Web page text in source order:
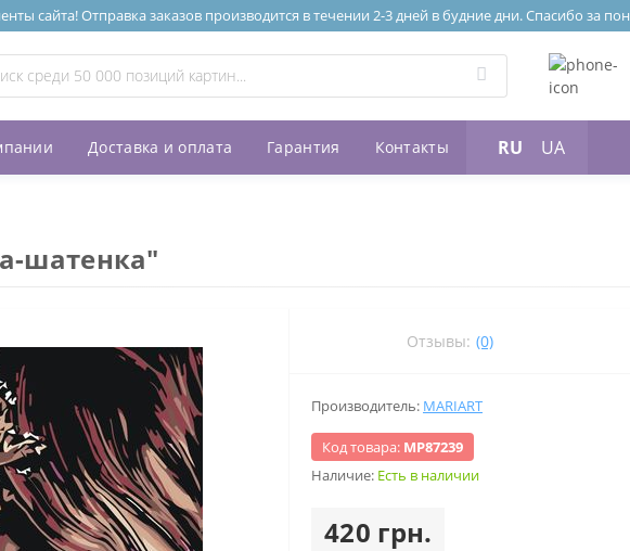
сайта! Отправка заказов производится в течении 2-3 дней в будние дни. Спасибо за
Доставка и оплата Гарантия Контакты RU UA
шатенка"
Отзывы: (0)
Производитель: MARIART
Код товара: МР87239
Наличие: Есть в наличии
420 грн.